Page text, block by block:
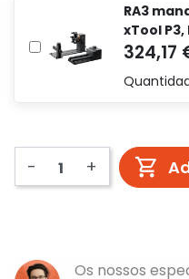
RA3
xTool P3,
- +
Os nossos